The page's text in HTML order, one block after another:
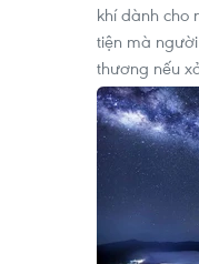
khí dành cho
tiện mà
thương nếu